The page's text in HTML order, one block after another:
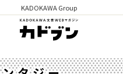
KADOKAWA Group